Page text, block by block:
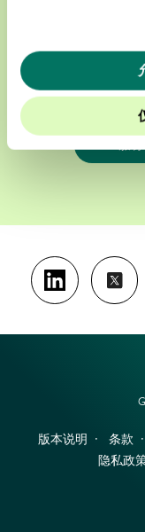
在业务合作伙
更为智能、
版本说明 条款
隐私政